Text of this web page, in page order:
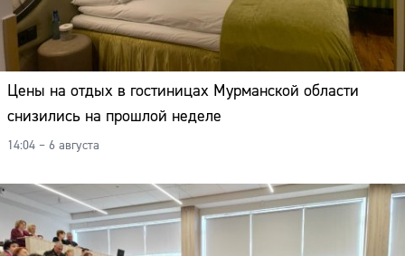
Цены на отдых в гостиницах Мурманской области
снизились на прошлой неделе
14:04 – 6 августа